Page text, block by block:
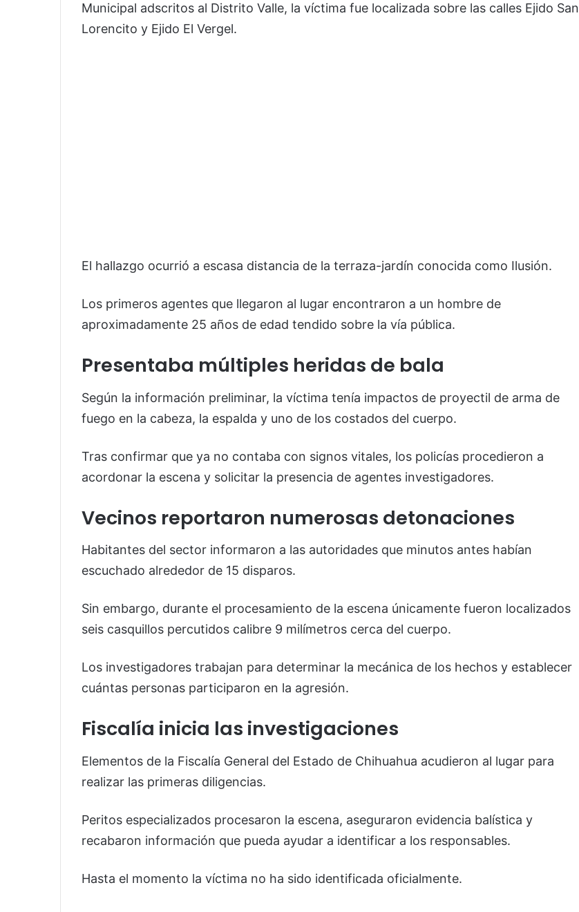
Municipal adscritos al Distrito Valle, la víctima fue localizada sobre las calles Ejido San
Lorencito y Ejido El Vergel.
El hallazgo ocurrió a escasa distancia de la terraza-jardín conocida como Ilusión.
Los primeros agentes que llegaron al lugar encontraron a un hombre de
aproximadamente 25 años de edad tendido sobre la vía pública.
Presentaba múltiples heridas de bala
Según la información preliminar, la víctima tenía impactos de proyectil de arma de
fuego en la cabeza, la espalda y uno de los costados del cuerpo.
Tras confirmar que ya no contaba con signos vitales, los policías procedieron a
acordonar la escena y solicitar la presencia de agentes investigadores.
Vecinos reportaron numerosas detonaciones
Habitantes del sector informaron a las autoridades que minutos antes habían
escuchado alrededor de 15 disparos.
Sin embargo, durante el procesamiento de la escena únicamente fueron localizados
seis casquillos percutidos calibre 9 milímetros cerca del cuerpo.
Los investigadores trabajan para determinar la mecánica de los hechos y establecer
cuántas personas participaron en la agresión.
Fiscalía inicia las investigaciones
Elementos de la Fiscalía General del Estado de Chihuahua acudieron al lugar para
realizar las primeras diligencias.
Peritos especializados procesaron la escena, aseguraron evidencia balística y
recabaron información que pueda ayudar a identificar a los responsables.
Hasta el momento la víctima no ha sido identificada oficialmente.